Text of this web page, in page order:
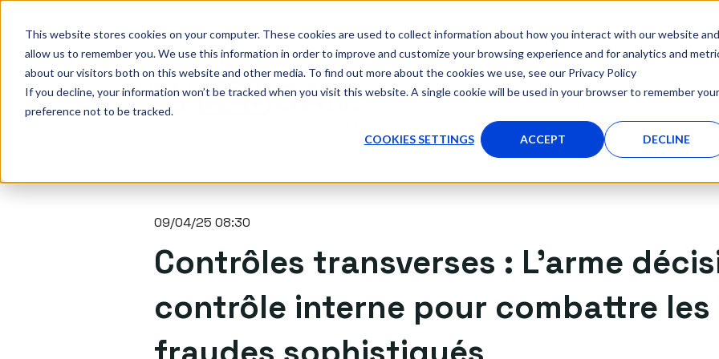
This website stores cookies on your computer. These cookies are used to collect information about how you interact with our website and
allow us to remember you. We use this information in order to improve and customize your browsing experience and for analytics and
about our visitors both on this website and other media. To find out more about the cookies we use, see our Privacy Policy
If you decline, your information won’t be tracked when you visit this website. A single cookie will be used in your browser to remember your
preference not to be tracked.
COOKIES SETTINGS ACCEPT DECLINE
09/04/25 08:30
Contrôles transverses : L'arme
contrôle interne pour combattre les